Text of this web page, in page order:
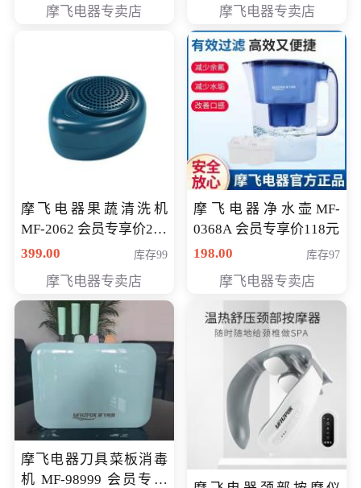
摩飞电器专卖店 摩飞电器专卖店
摩飞电器果蔬清洗机
MF-2062 会员专享价268
元
399.00 库存99
摩飞电器专卖店
摩飞电器净水壶MF-
0368A 会员专享价118元
198.00
库存97
摩飞电器专卖店
摩飞电器刀具菜板消毒
机 MF-98999 会员专享